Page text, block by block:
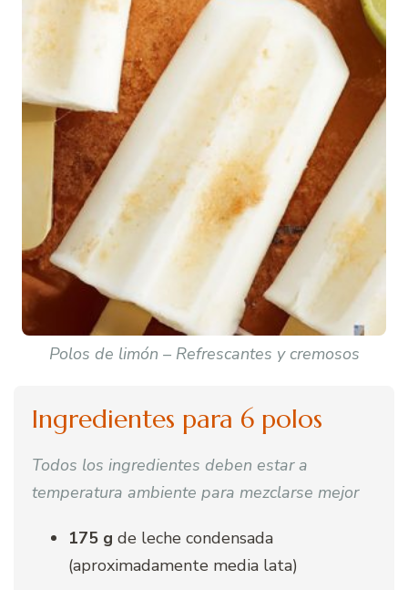
Polos de limón – Refrescantes y cremosos
Ingredientes para 6 polos
Todos los ingredientes deben estar a
temperatura ambiente para mezclarse mejor
175 g de leche condensada
(aproximadamente media lata)